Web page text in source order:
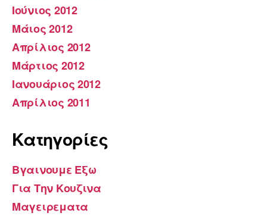
Ιούνιος 2012
Μάιος 2012
Απρίλιος 2012
Μάρτιος 2012
Ιανουάριος 2012
Απρίλιος 2011
Kατηγορίες
Βγαινουμε Εξω
Για Την Κουζινα
Μαγειρεματα